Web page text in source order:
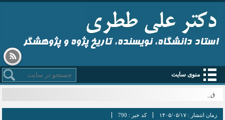
استاد دانشگاه، نویسنده، تاریخ پژوه و پژوهشگر
منوی سایت
قم _
زمان انتشار :۱۴۰۵/۰۵/۱۷ کد خبر : 790